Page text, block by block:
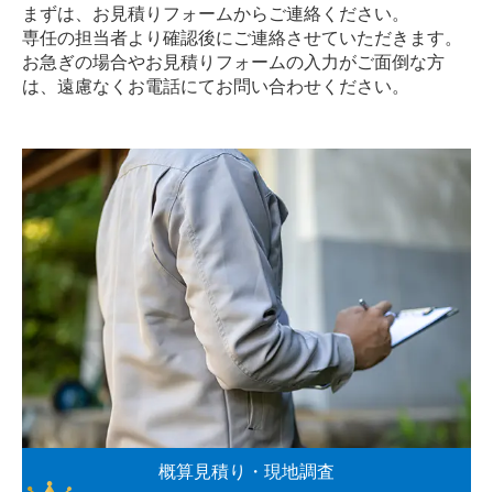
まずは、お見積りフォームからご連絡ください。
専任の担当者より確認後にご連絡させていただきます。
お急ぎの場合やお見積りフォームの入力がご面倒な方
は、遠慮なく お電話にてお問い合わせください。
概算見積り・現地調査